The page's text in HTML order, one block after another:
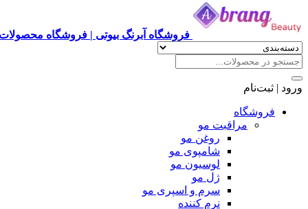
فروشگاه آبرنگ بیوتی | فروشگاه
ورود | ثبت‌نام
فروشگاه
مراقبت مو
روغن مو
شامپوی مو
لوسیون مو
ژل مو
سرم و اسپری مو
نرم کننده